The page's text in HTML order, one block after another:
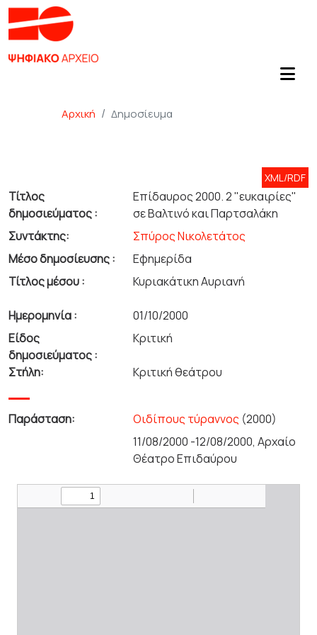
Αρχική Δημοσίευμα
XML/RDF
Τίτλος
δημοσιεύματος :
Επίδαυρος 2000. 2 "ευκαιρίες"
σε Βαλτινό και Παρτσαλάκη
Συντάκτης:
Σπύρος Νικολετάτος
Μέσο δημοσίευσης :
Εφημερίδα
Τίτλος μέσου :
Κυριακάτικη Αυριανή
Ημερομηνία :
01/10/2000
Είδος
δημοσιεύματος :
Κριτική
Στήλη: Κριτική θεάτρου
Παράσταση: Οιδίπους τύραννος (2000)
11/08/2000 -12/08/2000, Αρχαίο
Θέατρο Επιδαύρου